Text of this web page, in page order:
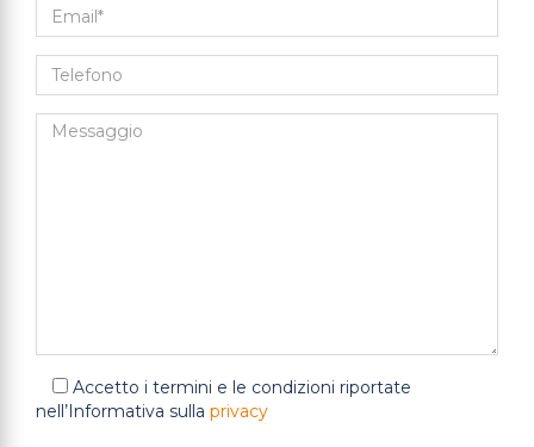
Accetto i termini e le condizioni riportate
nell’Informativa sulla privacy